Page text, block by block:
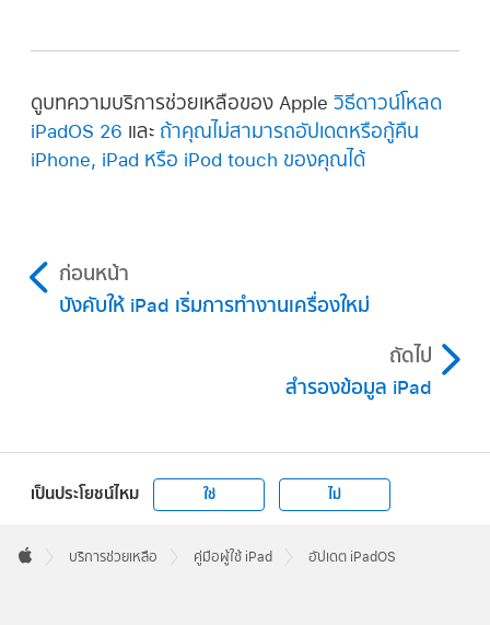
ดูบทความบริการช่วยเหลือของ Apple วิธีดาวน์โหลด
iPadOS 26 และ ถ้าคุณไม่สามารถอัปเดตหรือกู้คืน
iPhone, iPad หรือ iPod touch ของคุณได้
ก่อนหน้า
บังคับให้ iPad เริ่มการทำงานเครื่องใหม่
ถัดไป
สำรองข้อมูล iPad
เป็นประโยชน์ไหม ใช่ ไม่
Footer

บริการช่วยเหลือ คู่มือผู้ใช้ iPad อัปเดต iPadOS